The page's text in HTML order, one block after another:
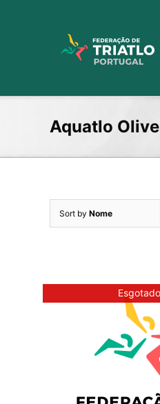
Aquatlo
Sort by Nome
Esgotado